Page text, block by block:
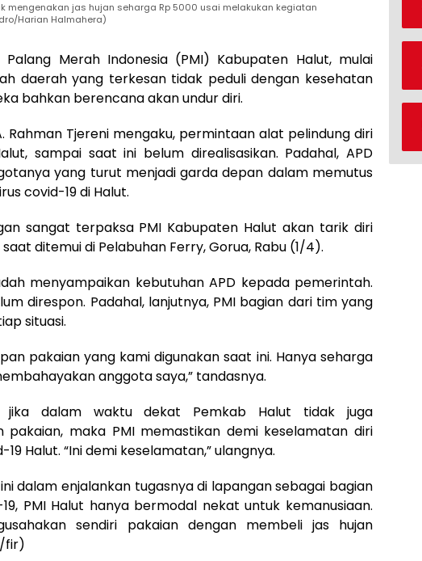
mengenakan jas hujan seharga Rp 5000 usai melakukan kegiatan
Harian Halmahera)
Merah Indonesia (PMI) Kabupaten Halut, mulai
daerah yang terkesan tidak peduli dengan kesehatan
bahkan berencana akan undur diri.
Rahman Tjereni mengaku, permintaan alat pelindung diri
sampai saat ini belum direalisasikan. Padahal, APD
yang turut menjadi garda depan dalam memutus
covid-19 di Halut.
sangat terpaksa PMI Kabupaten Halut akan tarik diri
ditemui di Pelabuhan Ferry, Gorua, Rabu (1/4).
menyampaikan kebutuhan APD kepada pemerintah.
direspon. Padahal, lanjutnya, PMI bagian dari tim yang
situasi.
pakaian yang kami digunakan saat ini. Hanya seharga
anggota saya,” tandasnya.
jika dalam waktu dekat Pemkab Halut tidak juga
pakaian, maka PMI memastikan demi keselamatan diri
Halut. “Ini demi keselamatan,” ulangnya.
dalam enjalankan tugasnya di lapangan sebagai bagian
PMI Halut hanya bermodal nekat untuk kemanusiaan.
sendiri pakaian dengan membeli jas hujan
fir)